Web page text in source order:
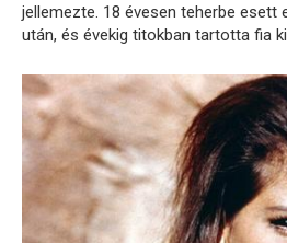
jellemezte. 18 évesen teherbe esett
után, és évekig titokban tartotta fia